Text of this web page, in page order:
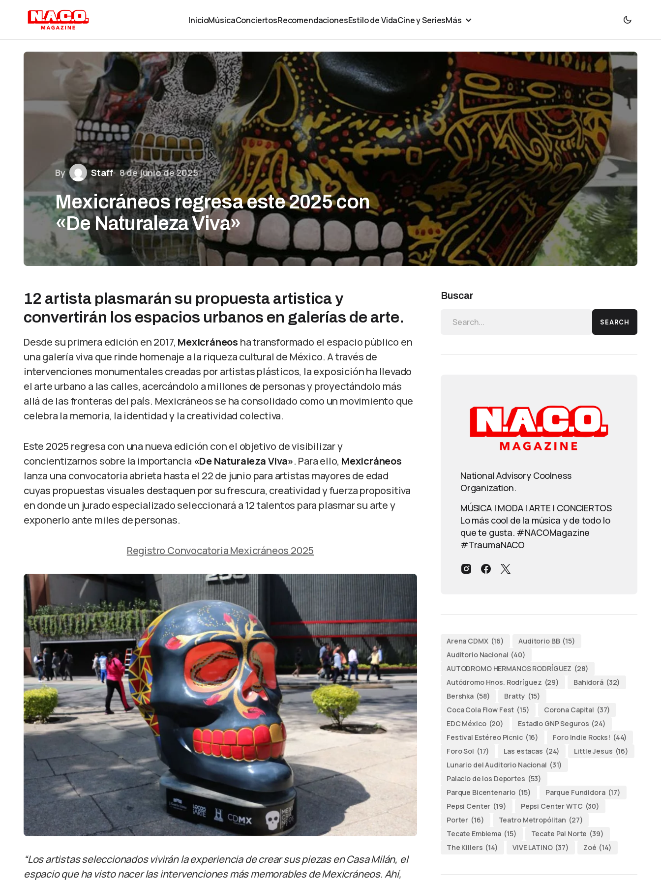
InicioMúsicaConciertosRecomendacionesEstilo de VidaCine y SeriesMás
By Staff 8 de junio de 2025
Mexicráneos regresa este 2025 con
«De Naturaleza Viva»
12 artista plasmarán su propuesta artistica y
convertirán los espacios urbanos en galerías de arte.
Desde su primera edición en 2017, Mexicráneos ha transformado el espacio público en
una galería viva que rinde homenaje a la riqueza cultural de México. A través de
intervenciones monumentales creadas por artistas plásticos, la exposición ha llevado
el arte urbano a las calles, acercándolo a millones de personas y proyectándolo más
allá de las fronteras del país. Mexicráneos se ha consolidado como un movimiento que
celebra la memoria, la identidad y la creatividad colectiva.
Este 2025 regresa con una nueva edición con el objetivo de visibilizar y
concientizarnos sobre la importancia «De Naturaleza Viva». Para ello, Mexicráneos
lanza una convocatoria abrieta hasta el 22 de junio para artistas mayores de edad
cuyas propuestas visuales destaquen por su frescura, creatividad y fuerza propositiva
en donde un jurado especializado seleccionará a 12 talentos para plasmar su arte y
exponerlo ante miles de personas.
Registro Convocatoria Mexicráneos 2025
“Los artistas seleccionados vivirán la experiencia de crear sus piezas en Casa Milán, el
espacio que ha visto nacer las intervenciones más memorables de Mexicráneos. Ahí,
Buscar
SEARCH
National Advisory Coolness
Organization.
MÚSICA | MODA | ARTE | CONCIERTOS
Lo más cool de la música y de todo lo
que te gusta. #NACOMagazine
#TraumaNACO
Arena CDMX (16) Auditorio BB (15)
Auditorio Nacional (40)
AUTODROMO HERMANOS RODRÍGUEZ (28)
Autódromo Hnos. Rodríguez (29) Bahidorá (32)
Bershka (58) Bratty (15)
Coca Cola Flow Fest (15) Corona Capital (37)
EDC México (20) Estadio GNP Seguros (24)
Festival Estéreo Picnic (16) Foro Indie Rocks! (44)
Foro Sol (17) Las estacas (24) Little Jesus (16)
Lunario del Auditorio Nacional (31)
Palacio de los Deportes (53)
Parque Bicentenario (15) Parque Fundidora (17)
Pepsi Center (19) Pepsi Center WTC (30)
Porter (16) Teatro Metropólitan (27)
Tecate Emblema (15) Tecate Pal Norte (39)
The Killers (14) VIVE LATINO (37) Zoé (14)